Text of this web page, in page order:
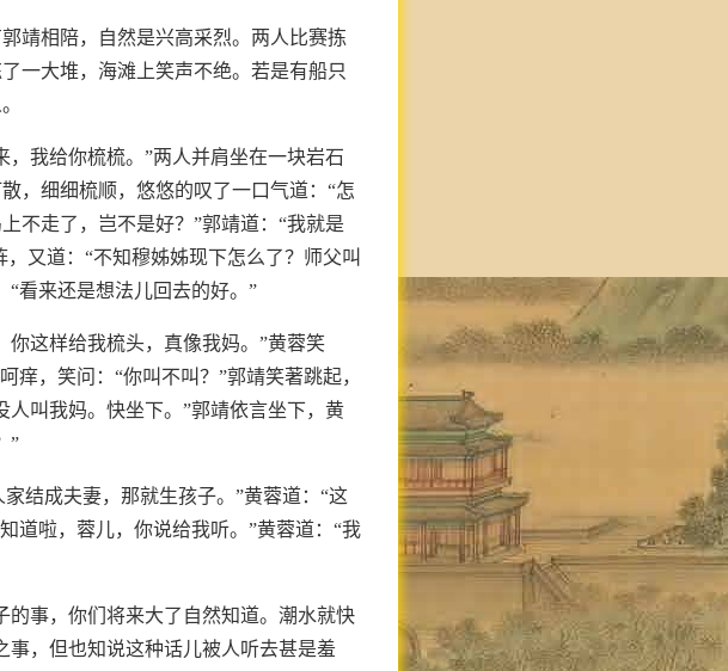
靖相陪，自然是兴高采烈。两人比赛拣
一大堆，海滩上笑声不绝。若是有船只
我给你梳梳。”两人并肩坐在一块岩石
，细细梳顺，悠悠的叹了一口气道：“怎
不走了，岂不是好？”郭靖道：“我就是
又道：“不知穆姊姊现下怎么了？师父叫
看来还是想法儿回去的好。”
这样给我梳头，真像我妈。”黄蓉笑
痒，笑问：“你叫不叫？”郭靖笑著跳起，
叫我妈。快坐下。”郭靖依言坐下，黄
”
结成夫妻，那就生孩子。”黄蓉道：“这
道啦，蓉儿，你说给我听。”黄蓉道：“我
的事，你们将来大了自然知道。潮水就快
事，但也知说这种话儿被人听去甚是羞